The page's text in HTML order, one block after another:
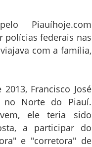
Piauíhoje.com
polícias federais nas
com a família,
Francisco José
Norte do Piauí.
ele teria sido
a participar do
e "corretora" de